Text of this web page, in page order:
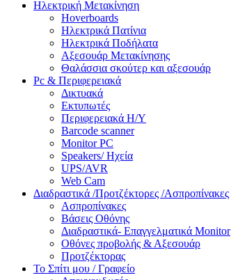
Ηλεκτρική Μετακίνηση
Hoverboards
Ηλεκτρικά Πατίνια
Ηλεκτρικά Ποδήλατα
Αξεσουάρ Μετακίνησης
Θαλάσσια σκούτερ και αξεσουάρ
Pc & Περιφερειακά
Δικτυακά
Εκτυπωτές
Περιφερειακά Η/Υ
Barcode scanner
Monitor PC
Speakers/ Ηχεία
UPS/AVR
Web Cam
Διαδραστικά /Προτζέκτορες /Ασπροπίνακες
Ασπροπίνακες
Βάσεις Οθόνης
Διαδραστικά- Επαγγελματικά Monitor
Οθόνες προβολής & Αξεσουάρ
Προτζέκτορας
Το Σπίτι μου / Γραφείο